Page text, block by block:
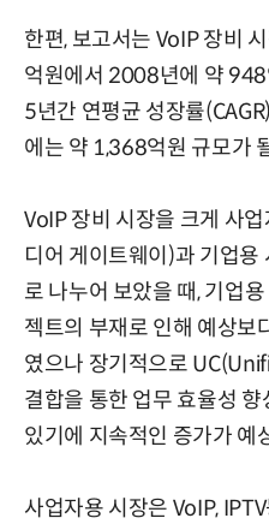
한편, 보고서는 VoIP 장비
억원에서 2008년에 약
5년간 연평균 성장률
에는 약 1,368억원 규모가
VoIP 장비 시장을 크게 사
디어 게이트웨이)과 기업
로 나누어 보았을 때, 기업
젝트의 부재로 인해 예상보
였으나 장기적으로
결합을 통한 업무 효율성
있기에 지속적인 증가가 예
사업자용 시장은 VoIP,